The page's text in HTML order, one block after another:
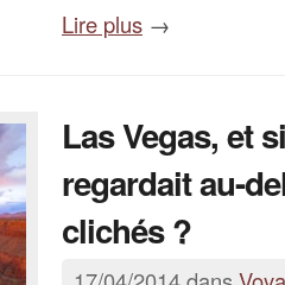
Lire plus →
Las Vegas, et
regardait au-
clichés ?